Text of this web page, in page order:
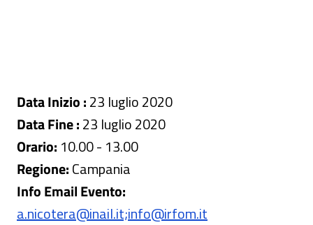
Data Inizio :23 luglio 2020
Data Fine :23 luglio 2020
Orario: 10.00 - 13.00
Regione:Campania
Info Email Evento:
a.nicotera@inail.it;info@irfom.it